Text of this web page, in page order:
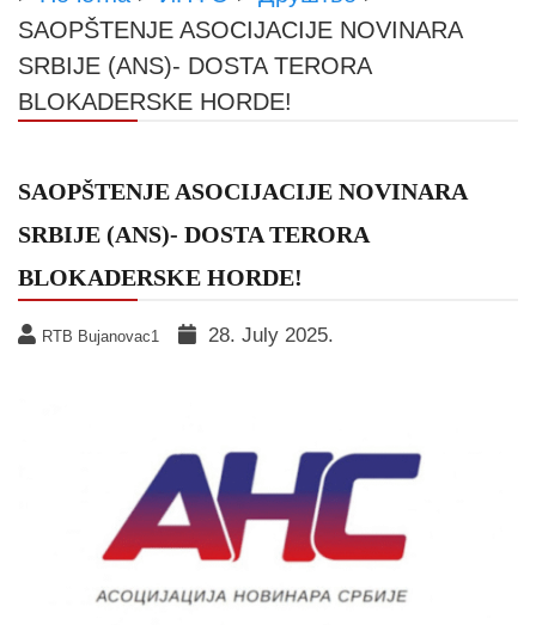
SAOPŠTENJE ASOCIJACIJE NOVINARA
SRBIJE (ANS)- DOSTA TERORA
BLOKADERSKE HORDЕ!
SAOPŠTENJE ASOCIJACIJE NOVINARA
SRBIJE (ANS)- DOSTA TERORA
BLOKADERSKE HORDЕ!
RTB Bujanovac1 28. July 2025.